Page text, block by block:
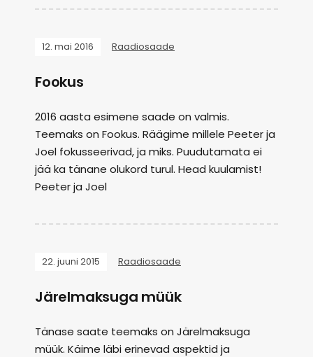
12. mai 2016 Raadiosaade
Fookus
2016 aasta esimene saade on valmis.
Teemaks on Fookus. Räägime millele Peeter ja
Joel fokusseerivad, ja miks. Puudutamata ei
jää ka tänane olukord turul. Head kuulamist!
Peeter ja Joel
22. juuni 2015 Raadiosaade
Järelmaksuga müük
Tänase saate teemaks on Järelmaksuga
müük. Käime läbi erinevad aspektid ja